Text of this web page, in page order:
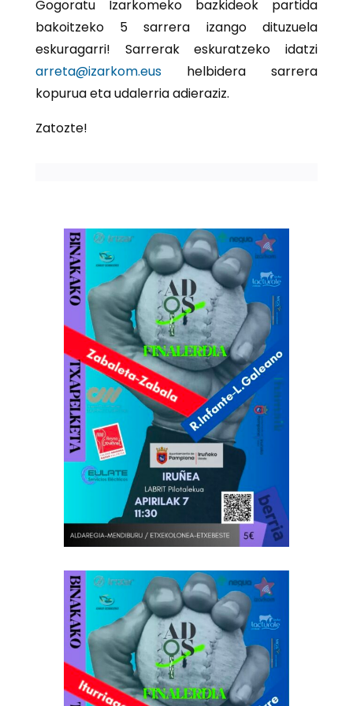
Gogoratu Izarkomeko bazkideok partida
bakoitzeko 5 sarrera izango dituzuela
eskuragarri! Sarrerak eskuratzeko idatzi
arreta@izarkom.eushelbidera sarrera
kopurua eta udalerria adieraziz.
Zatozte!